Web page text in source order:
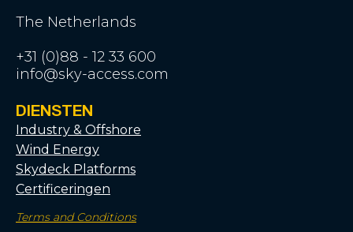
The Netherlands
+31 (0)88 - 12 33 600
info@sky-access.com
DIENSTEN
Industry & Offshore
Wind Energy
Skydeck Platforms
Certificeringen
Terms and Conditions